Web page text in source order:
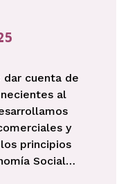
cuenta de
al
y
principios
Social…